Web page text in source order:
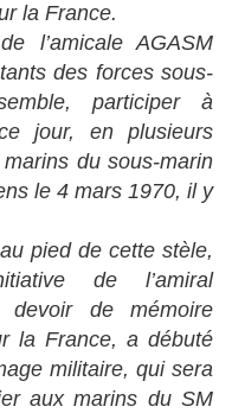
la France.
l’amicale AGASM
des forces sous-
participer à
jour, en plusieurs
du sous-marin
le 4 mars 1970, il y
pied de cette stèle,
de l’amiral
de mémoire
la France, a débuté
militaire, qui sera
aux marins du SM